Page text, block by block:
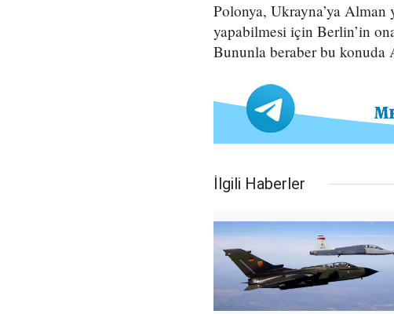
Polonya, Ukrayna’ya Alman
yapabilmesi için Berlin’in
Bununla beraber bu konuda
İlgili Haberler